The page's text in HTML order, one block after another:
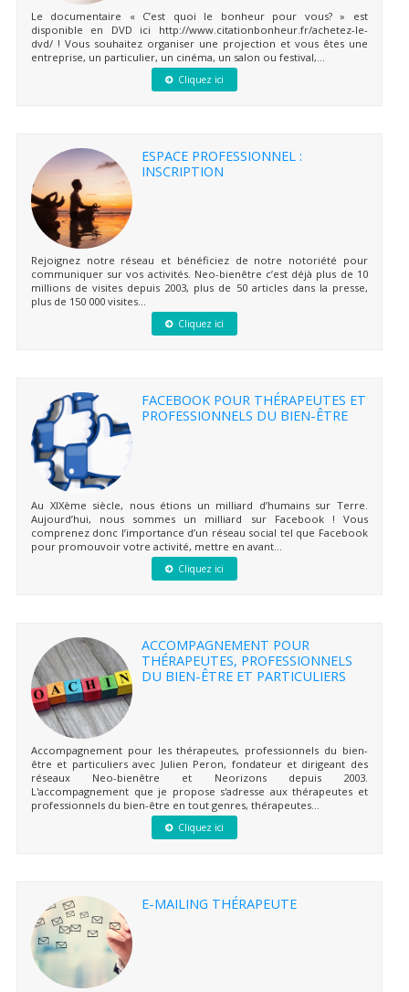
Le documentaire « C’est quoi le bonheur pour vous? » est
disponible en DVD ici http://www.citationbonheur.fr/achetez-le-
dvd/ ! Vous souhaitez organiser une projection et vous êtes une
entreprise, un particulier, un cinéma, un salon ou festival,...
Cliquez ici
ESPACE PROFESSIONNEL :
INSCRIPTION
Rejoignez notre réseau et bénéficiez de notre notoriété pour
communiquer sur vos activités. Neo-bienêtre c’est déjà plus de 10
millions de visites depuis 2003, plus de 50 articles dans la presse,
plus de 150 000 visites...
Cliquez ici
FACEBOOK POUR THÉRAPEUTES ET
PROFESSIONNELS DU BIEN-ÊTRE
Au XIXème siècle, nous étions un milliard d’humains sur Terre.
Aujourd’hui, nous sommes un milliard sur Facebook ! Vous
comprenez donc l’importance d’un réseau social tel que Facebook
pour promouvoir votre activité, mettre en avant...
Cliquez ici
ACCOMPAGNEMENT POUR
THÉRAPEUTES, PROFESSIONNELS
DU BIEN-ÊTRE ET PARTICULIERS
Accompagnement pour les thérapeutes, professionnels du bien-
être et particuliers avec Julien Peron, fondateur et dirigeant des
réseaux Neo-bienêtre et Neorizons depuis 2003.
L'accompagnement que je propose s'adresse aux thérapeutes et
professionnels du bien-être en tout genres, thérapeutes...
Cliquez ici
E-MAILING THÉRAPEUTE